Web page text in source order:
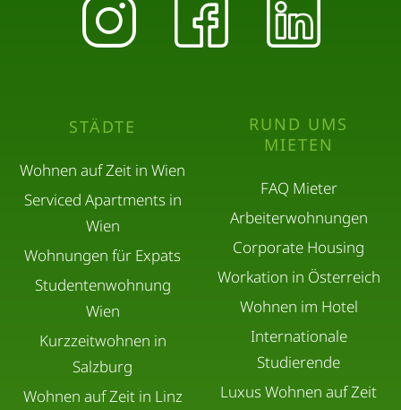
STÄDTE
Wohnen auf Zeit in Wien
Serviced Apartments in
Wien
Wohnungen für Expats
Studentenwohnung
Wien
Kurzzeitwohnen in
Salzburg
Wohnen auf Zeit in Linz
RUND UMS
MIETEN
FAQ Mieter
Arbeiterwohnungen
Corporate Housing
Workation in Österreich
Wohnen im Hotel
Internationale
Studierende
Luxus Wohnen auf Zeit